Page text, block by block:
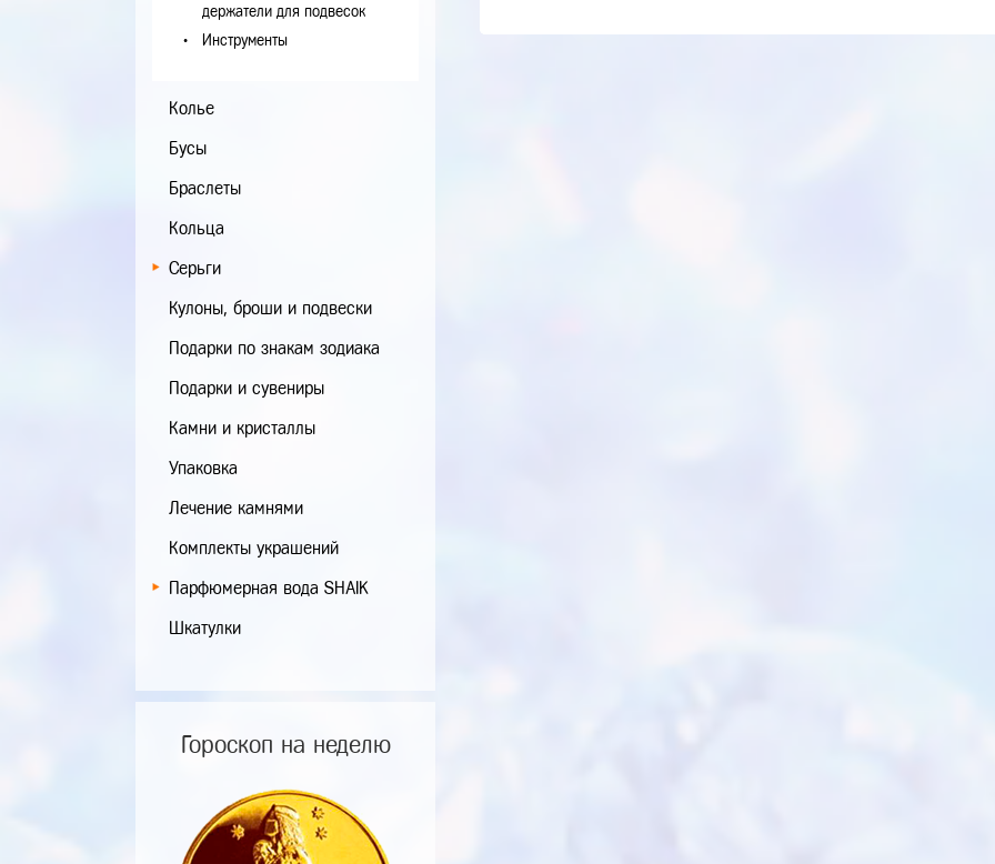
держатели для подвесок
Инструменты
Колье
Бусы
Браслеты
Кольца
Серьги
Кулоны, броши и подвески
Подарки по знакам зодиака
Подарки и сувениры
Камни и кристаллы
Упаковка
Лечение камнями
Комплекты украшений
Парфюмерная вода SHAIK
Шкатулки
Гороскоп на неделю